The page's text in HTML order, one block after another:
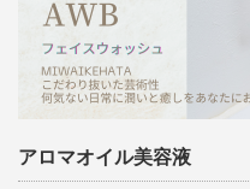
アロマオイル美容液